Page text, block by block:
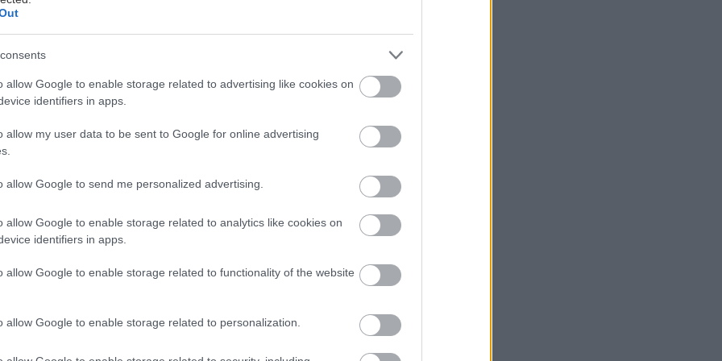
allow Google to enable storage related to advertising like cookies on
identifiers in apps.
allow my user data to be sent to Google for online advertising
allow Google to send me personalized advertising.
allow Google to enable storage related to analytics like cookies on
identifiers in apps.
allow Google to enable storage related to functionality of the website
allow Google to enable storage related to personalization.
των τιμών στα νησιά και φλερτάρεις με την ιδέα να κάνεις φέτος
Μην στεναχωριέσαι και μην απελπίζεσαι. Εμείς είμαστε εδώ,
τα πιο οικονομικά μέρη για διακοπές στην Πελοπόννησο…
επειδή κοίταξες μόνο τα πέριξ του Ναυπλίου και της
κομμάτι της Πελοποννήσου, και ταυτόχρονα αυτό
παραλίες αν στον ορισμό της τέλειας παραλίας σου